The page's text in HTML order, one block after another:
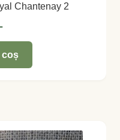
Chantenay 2
coș